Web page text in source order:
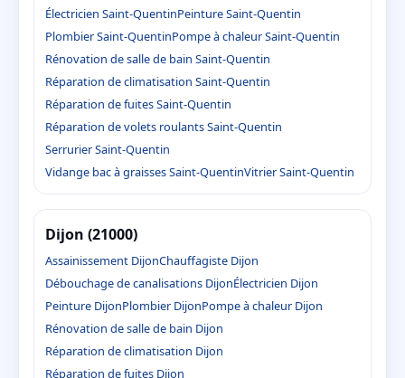
Électricien Saint-QuentinPeinture Saint-Quentin
Plombier Saint-QuentinPompe à chaleur Saint-Quentin
Rénovation de salle de bain Saint-Quentin
Réparation de climatisation Saint-Quentin
Réparation de fuites Saint-Quentin
Réparation de volets roulants Saint-Quentin
Serrurier Saint-Quentin
Vidange bac à graisses Saint-QuentinVitrier Saint-Quentin
Dijon (21000)
Assainissement DijonChauffagiste Dijon
Débouchage de canalisations DijonÉlectricien Dijon
Peinture DijonPlombier DijonPompe à chaleur Dijon
Rénovation de salle de bain Dijon
Réparation de climatisation Dijon
Réparation de fuites Dijon